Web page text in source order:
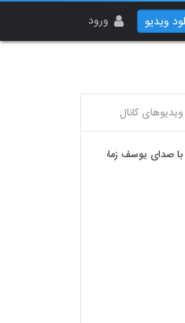
ورود ویدیو
ویدیوهای کانال
صدای یوسف زمانی